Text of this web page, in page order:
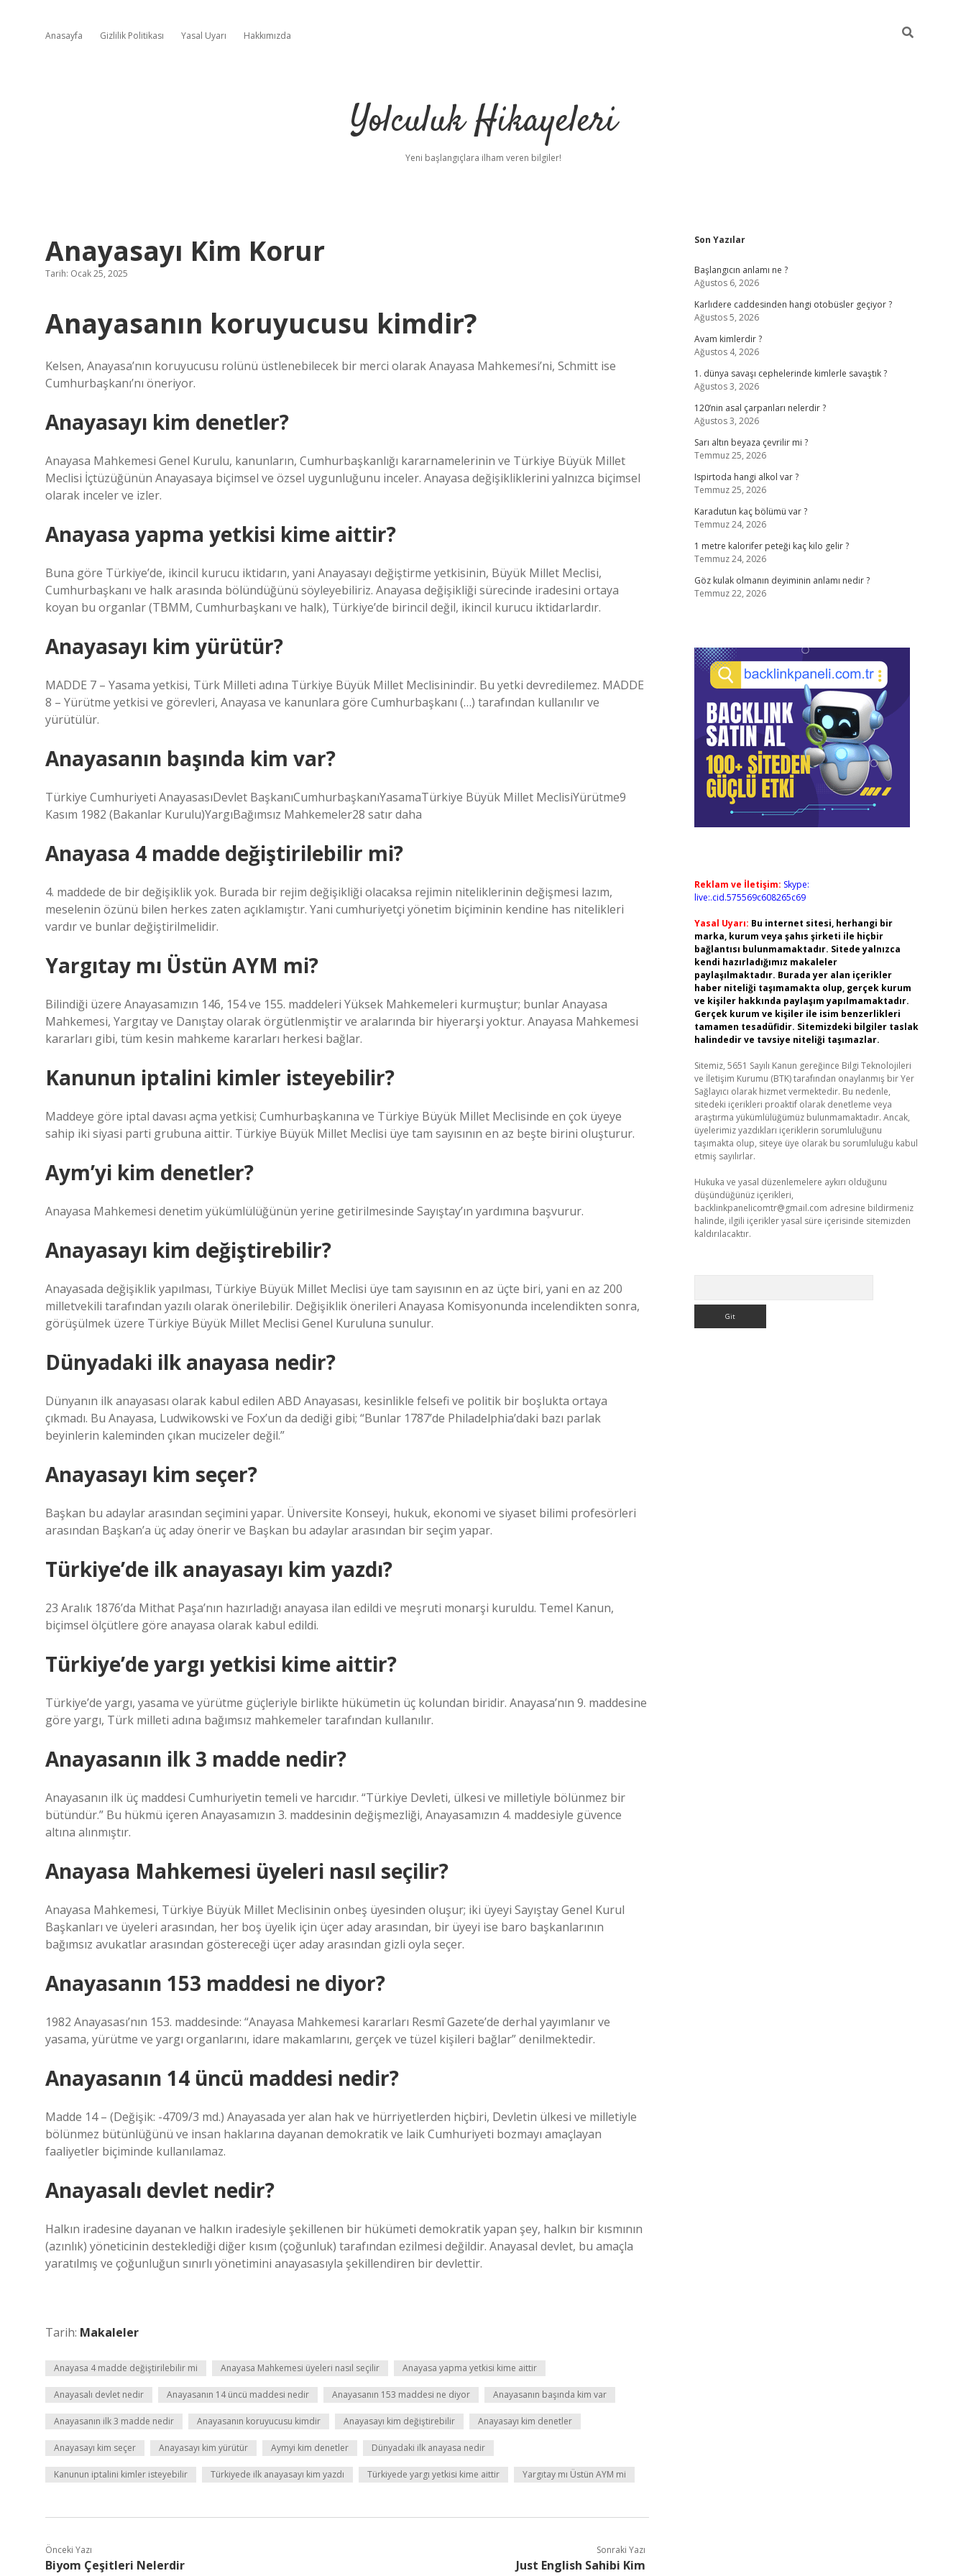
Anasayfa Gizlilik Politikası Yasal Uyarı Hakkımızda
Yolculuk Hikayeleri
Yeni başlangıçlara ilham veren bilgiler!
Anayasayı Kim Korur
Tarih: Ocak 25, 2025
Anayasanın koruyucusu kimdir?
Kelsen, Anayasa’nın koruyucusu rolünü üstlenebilecek bir merci olarak Anayasa Mahkemesi’ni, Schmitt ise
Cumhurbaşkanı’nı öneriyor.
Anayasayı kim denetler?
Anayasa Mahkemesi Genel Kurulu, kanunların, Cumhurbaşkanlığı kararnamelerinin ve Türkiye Büyük Millet
Meclisi İçtüzüğünün Anayasaya biçimsel ve özsel uygunluğunu inceler. Anayasa değişikliklerini yalnızca biçimsel
olarak inceler ve izler.
Anayasa yapma yetkisi kime aittir?
Buna göre Türkiye’de, ikincil kurucu iktidarın, yani Anayasayı değiştirme yetkisinin, Büyük Millet Meclisi,
Cumhurbaşkanı ve halk arasında bölündüğünü söyleyebiliriz. Anayasa değişikliği sürecinde iradesini ortaya
koyan bu organlar (TBMM, Cumhurbaşkanı ve halk), Türkiye’de birincil değil, ikincil kurucu iktidarlardır.
Anayasayı kim yürütür?
MADDE 7 – Yasama yetkisi, Türk Milleti adına Türkiye Büyük Millet Meclisinindir. Bu yetki devredilemez. MADDE
8 – Yürütme yetkisi ve görevleri, Anayasa ve kanunlara göre Cumhurbaşkanı (…) tarafından kullanılır ve
yürütülür.
Anayasanın başında kim var?
Türkiye Cumhuriyeti AnayasasıDevlet BaşkanıCumhurbaşkanıYasamaTürkiye Büyük Millet MeclisiYürütme9
Kasım 1982 (Bakanlar Kurulu)YargıBağımsız Mahkemeler28 satır daha
Anayasa 4 madde değiştirilebilir mi?
4. maddede de bir değişiklik yok. Burada bir rejim değişikliği olacaksa rejimin niteliklerinin değişmesi lazım,
meselenin özünü bilen herkes zaten açıklamıştır. Yani cumhuriyetçi yönetim biçiminin kendine has nitelikleri
vardır ve bunlar değiştirilmelidir.
Yargıtay mı Üstün AYM mi?
Bilindiği üzere Anayasamızın 146, 154 ve 155. maddeleri Yüksek Mahkemeleri kurmuştur; bunlar Anayasa
Mahkemesi, Yargıtay ve Danıştay olarak örgütlenmiştir ve aralarında bir hiyerarşi yoktur. Anayasa Mahkemesi
kararları gibi, tüm kesin mahkeme kararları herkesi bağlar.
Kanunun iptalini kimler isteyebilir?
Maddeye göre iptal davası açma yetkisi; Cumhurbaşkanına ve Türkiye Büyük Millet Meclisinde en çok üyeye
sahip iki siyasi parti grubuna aittir. Türkiye Büyük Millet Meclisi üye tam sayısının en az beşte birini oluşturur.
Aym’yi kim denetler?
Anayasa Mahkemesi denetim yükümlülüğünün yerine getirilmesinde Sayıştay’ın yardımına başvurur.
Anayasayı kim değiştirebilir?
Anayasada değişiklik yapılması, Türkiye Büyük Millet Meclisi üye tam sayısının en az üçte biri, yani en az 200
milletvekili tarafından yazılı olarak önerilebilir. Değişiklik önerileri Anayasa Komisyonunda incelendikten sonra,
görüşülmek üzere Türkiye Büyük Millet Meclisi Genel Kuruluna sunulur.
Dünyadaki ilk anayasa nedir?
Dünyanın ilk anayasası olarak kabul edilen ABD Anayasası, kesinlikle felsefi ve politik bir boşlukta ortaya
çıkmadı. Bu Anayasa, Ludwikowski ve Fox’un da dediği gibi; “Bunlar 1787’de Philadelphia’daki bazı parlak
beyinlerin kaleminden çıkan mucizeler değil.”
Anayasayı kim seçer?
Başkan bu adaylar arasından seçimini yapar. Üniversite Konseyi, hukuk, ekonomi ve siyaset bilimi profesörleri
arasından Başkan’a üç aday önerir ve Başkan bu adaylar arasından bir seçim yapar.
Türkiye’de ilk anayasayı kim yazdı?
23 Aralık 1876’da Mithat Paşa’nın hazırladığı anayasa ilan edildi ve meşruti monarşi kuruldu. Temel Kanun,
biçimsel ölçütlere göre anayasa olarak kabul edildi.
Türkiye’de yargı yetkisi kime aittir?
Türkiye’de yargı, yasama ve yürütme güçleriyle birlikte hükümetin üç kolundan biridir. Anayasa’nın 9. maddesine
göre yargı, Türk milleti adına bağımsız mahkemeler tarafından kullanılır.
Anayasanın ilk 3 madde nedir?
Anayasanın ilk üç maddesi Cumhuriyetin temeli ve harcıdır. “Türkiye Devleti, ülkesi ve milletiyle bölünmez bir
bütündür.” Bu hükmü içeren Anayasamızın 3. maddesinin değişmezliği, Anayasamızın 4. maddesiyle güvence
altına alınmıştır.
Anayasa Mahkemesi üyeleri nasıl seçilir?
Anayasa Mahkemesi, Türkiye Büyük Millet Meclisinin onbeş üyesinden oluşur; iki üyeyi Sayıştay Genel Kurul
Başkanları ve üyeleri arasından, her boş üyelik için üçer aday arasından, bir üyeyi ise baro başkanlarının
bağımsız avukatlar arasından göstereceği üçer aday arasından gizli oyla seçer.
Anayasanın 153 maddesi ne diyor?
1982 Anayasası’nın 153. maddesinde: “Anayasa Mahkemesi kararları Resmî Gazete’de derhal yayımlanır ve
yasama, yürütme ve yargı organlarını, idare makamlarını, gerçek ve tüzel kişileri bağlar” denilmektedir.
Anayasanın 14 üncü maddesi nedir?
Madde 14 – (Değişik: -4709/3 md.) Anayasada yer alan hak ve hürriyetlerden hiçbiri, Devletin ülkesi ve milletiyle
bölünmez bütünlüğünü ve insan haklarına dayanan demokratik ve laik Cumhuriyeti bozmayı amaçlayan
faaliyetler biçiminde kullanılamaz.
Anayasalı devlet nedir?
Halkın iradesine dayanan ve halkın iradesiyle şekillenen bir hükümeti demokratik yapan şey, halkın bir kısmının
(azınlık) yöneticinin desteklediği diğer kısım (çoğunluk) tarafından ezilmesi değildir. Anayasal devlet, bu amaçla
yaratılmış ve çoğunluğun sınırlı yönetimini anayasasıyla şekillendiren bir devlettir.
Tarih: Makaleler
Anayasa 4 madde değiştirilebilir mi Anayasa Mahkemesi üyeleri nasıl seçilir Anayasa yapma yetkisi kime aittir
Anayasalı devlet nedir Anayasanın 14 üncü maddesi nedir Anayasanın 153 maddesi ne diyor Anayasanın başında kim var
Anayasanın ilk 3 madde nedir Anayasanın koruyucusu kimdir Anayasayı kim değiştirebilir Anayasayı kim denetler
Anayasayı kim seçer Anayasayı kim yürütür Aymyi kim denetler Dünyadaki ilk anayasa nedir
Kanunun iptalini kimler isteyebilir Türkiyede ilk anayasayı kim yazdı Türkiyede yargı yetkisi kime aittir Yargıtay mı Üstün AYM mi
Önceki Yazı
Biyom Çeşitleri Nelerdir
Sonraki Yazı
Just English Sahibi Kim
Sidebar
Son Yazılar
Başlangıcın anlamı ne ?
Ağustos 6, 2026
Karlıdere caddesinden hangi otobüsler geçiyor ?
Ağustos 5, 2026
Avam kimlerdir ?
Ağustos 4, 2026
1. dünya savaşı cephelerinde kimlerle savaştık ?
Ağustos 3, 2026
120’nin asal çarpanları nelerdir ?
Ağustos 3, 2026
Sarı altın beyaza çevrilir mi ?
Temmuz 25, 2026
Ispirtoda hangi alkol var ?
Temmuz 25, 2026
Karadutun kaç bölümü var ?
Temmuz 24, 2026
1 metre kalorifer peteği kaç kilo gelir ?
Temmuz 24, 2026
Göz kulak olmanın deyiminin anlamı nedir ?
Temmuz 22, 2026
Reklam ve İletişim: Skype:
live:.cid.575569c608265c69
Yasal Uyarı: Bu internet sitesi, herhangi bir
marka, kurum veya şahıs şirketi ile hiçbir
bağlantısı bulunmamaktadır. Sitede yalnızca
kendi hazırladığımız makaleler
paylaşılmaktadır. Burada yer alan içerikler
haber niteliği taşımamakta olup, gerçek kurum
ve kişiler hakkında paylaşım yapılmamaktadır.
Gerçek kurum ve kişiler ile isim benzerlikleri
tamamen tesadüfidir. Sitemizdeki bilgiler taslak
halindedir ve tavsiye niteliği taşımazlar.
Sitemiz, 5651 Sayılı Kanun gereğince Bilgi Teknolojileri
ve İletişim Kurumu (BTK) tarafından onaylanmış bir Yer
Sağlayıcı olarak hizmet vermektedir. Bu nedenle,
sitedeki içerikleri proaktif olarak denetleme veya
araştırma yükümlülüğümüz bulunmamaktadır. Ancak,
üyelerimiz yazdıkları içeriklerin sorumluluğunu
taşımakta olup, siteye üye olarak bu sorumluluğu kabul
etmiş sayılırlar.
Hukuka ve yasal düzenlemelere aykırı olduğunu
düşündüğünüz içerikleri,
backlinkpanelicomtr@gmail.com adresine bildirmeniz
halinde, ilgili içerikler yasal süre içerisinde sitemizden
kaldırılacaktır.
betexper giriş